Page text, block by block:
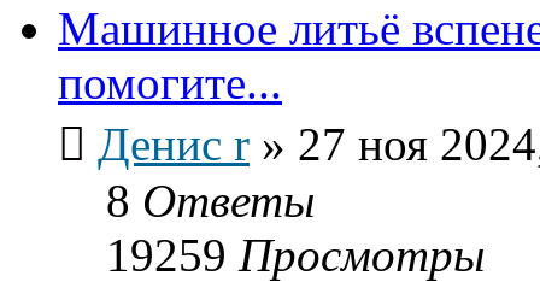
Машинное литьё
помогите...
Денис r » 27 ноя
8 Ответы
19259 Просмотры